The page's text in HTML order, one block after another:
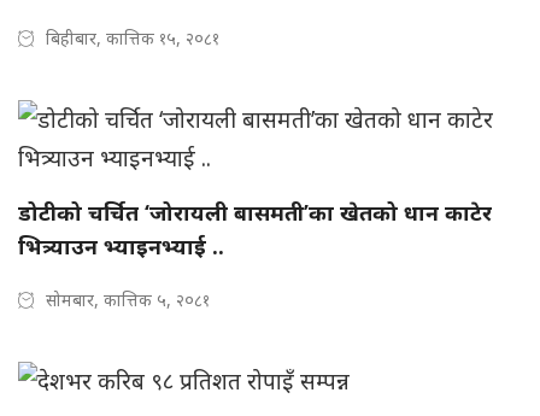
बिहीबार, कात्तिक १५, २०८१
डोटीको चर्चित ‘जोरायली बासमती’का खेतको धान काटेर
भित्र्याउन भ्याइनभ्याई ..
सोमबार, कात्तिक ५, २०८१